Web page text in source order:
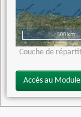
500 km
Couche de
Accès au